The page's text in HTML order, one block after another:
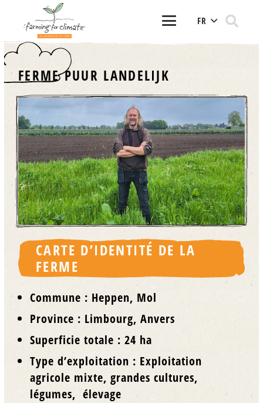
FR
FERME PUUR LANDELIJK
CARTE D’IDENTITÉ DE LA
FERME
Commune : Heppen, Mol
Province : Limbourg, Anvers
Superficie totale : 24 ha
Type d’exploitation : Exploitation
agricole mixte, grandes cultures,
légumes, élevage